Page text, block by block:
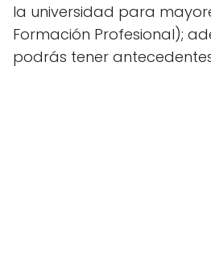
la universidad para
Formación Profesional);
podrás tener